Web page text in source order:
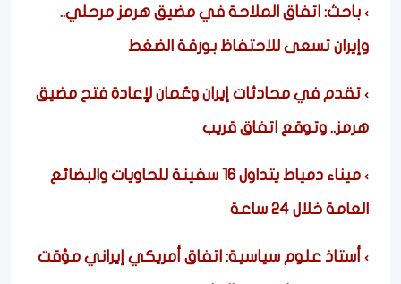
باحث: اتفاق الملاحة في مضيق هرمز مرحلي..
وإيران تسعى للاحتفاظ بورقة الضغط
تقدم في محادثات إيران وعُمان لإعادة فتح مضيق
هرمز.. وتوقع اتفاق قريب
ميناء دمياط يتداول 16 سفينة للحاويات والبضائع
العامة خلال 24 ساعة
أستاذ علوم سياسية: اتفاق أمريكي إيراني مؤقت